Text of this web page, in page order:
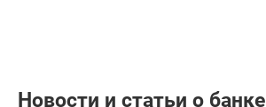
Новости и статьи о банке